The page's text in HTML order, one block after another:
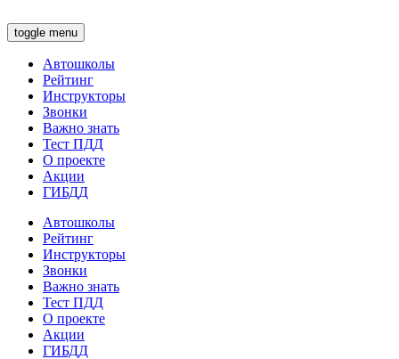
toggle menu
Автошколы
Рейтинг
Инструкторы
Звонки
Важно знать
Тест ПДД
О проекте
Акции
ГИБДД
Автошколы
Рейтинг
Инструкторы
Звонки
Важно знать
Тест ПДД
О проекте
Акции
ГИБДД